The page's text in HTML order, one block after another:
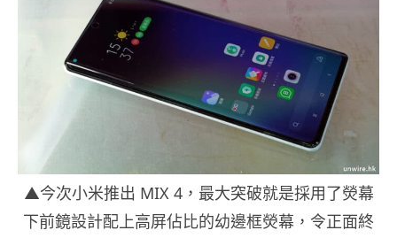
▲今次小米推出 MIX 4，最大突破就是採用了熒幕
下前鏡設計配上高屏佔比的幼邊框熒幕，令正面終